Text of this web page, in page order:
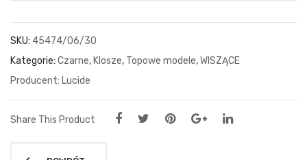
SKU: 45474/06/30
Kategorie: Czarne, Klosze, Topowe modele,WISZĄCE
Lucide
Share This Product